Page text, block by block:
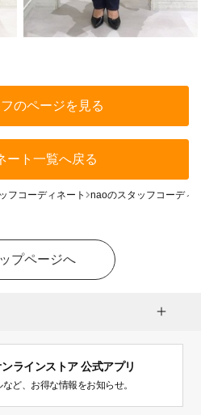
のページを見る
ート一覧へ戻る
フコーディネート naoのスタッフコーディ
ップページへ
ラインストア 公式アプリ
ど、お得な情報をお知らせ。